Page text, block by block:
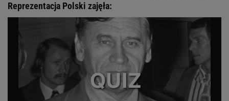
Reprezentacja Polski zajęła: